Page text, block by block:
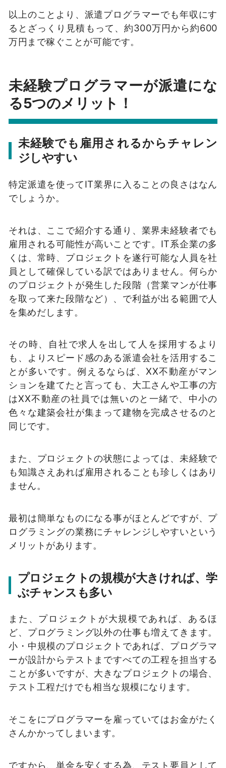
以上のことより、派遣プログラマーでも年収にす
るとざっくり見積もって、約300万円から約600
万円まで稼ぐことが可能です。
未経験プログラマーが派遣にな
る5つのメリット！
未経験でも雇用されるからチャレン
ジしやすい
特定派遣を使ってIT業界に入ることの良さはなん
でしょうか。
それは、ここで紹介する通り、業界未経験者でも
雇用される可能性が高いことです。IT系企業の多
くは、常時、プロジェクトを遂行可能な人員を社
員として確保している訳ではありません。何らか
のプロジェクトが発生した段階（営業マンが仕事
を取って来た段階など）、で利益が出る範囲で人
を集めだします。
その時、自社で求人を出して人を採用するより
も、よりスピード感のある派遣会社を活用するこ
とが多いです。例えるならば、XX不動産がマン
ションを建てたと言っても、大工さんや工事の方
はXX不動産の社員では無いのと一緒で、中小の
色々な建築会社が集まって建物を完成させるのと
同じです。
また、プロジェクトの状態によっては、未経験で
も知識さえあれば雇用されることも珍しくはあり
ません。
最初は簡単なものになる事がほとんどですが、プ
ログラミングの業務にチャレンジしやすいという
メリットがあります。
プロジェクトの規模が大きければ、学
ぶチャンスも多い
また、プロジェクトが大規模であれば、あるほ
ど、プログラミング以外の仕事も増えてきます。
小・中規模のプロジェクトであれば、プログラマ
ーが設計からテストまですべての工程を担当する
ことが多いですが、大きなプロジェクトの場合、
テスト工程だけでも相当な規模になります。
そこをにプログラマーを雇っていてはお金がたく
さんかかってしまいます。
ですから、単金を安くする為、テスト要員として